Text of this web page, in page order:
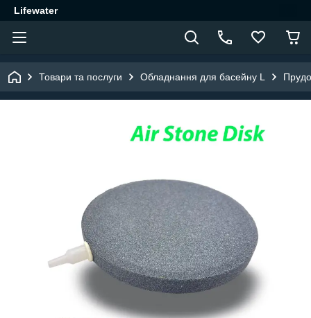
Lifewater
Товари та послуги Обладнання для басейну L